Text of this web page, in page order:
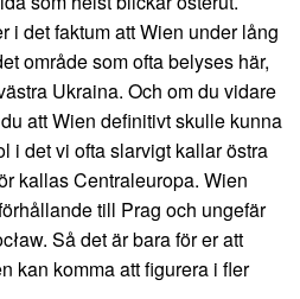
i det faktum att Wien under lång
område som ofta belyses här,
Ukraina. Och om du vidare
att Wien definitivt skulle kunna
i det vi ofta slarvigt kallar östra
kallas Centraleuropa. Wien
till Prag och ungefär
Så det är bara för er att
kan komma att figurera i fler